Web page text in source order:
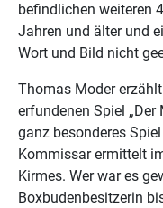
befindlichen weiteren
Jahren und älter und
Wort und Bild nicht
Thomas Moder
erfundenen Spiel „Der
ganz besonderes
Kommissar ermittelt
Kirmes. Wer war es
Boxbudenbesitzerin